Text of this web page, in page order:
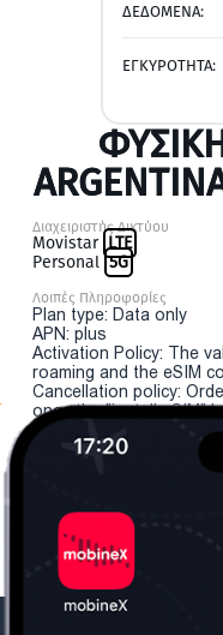
ΔΕΔΟΜΕΝΑ:
ΕΓΚΥΡΟΤΗΤΑ:
Διαχειριστής Δικτύου
Movistar LTE
Personal 5G
Λοιπές Πληροφορίες
Plan type: Data only
APN: plus
Activation Policy: The
roaming and the eSIM
Cancellation policy:
once the "install eSIM"